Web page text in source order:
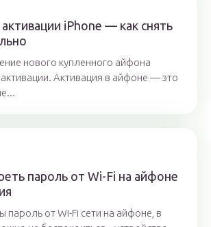
iPhone — как снять
нового купленного айфона
Активация в айфоне — это
пароль от Wi-Fi на айфоне
пароль от Wi-Fi сети на айфоне, в